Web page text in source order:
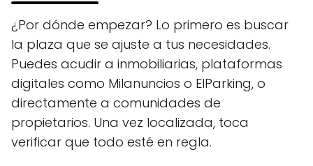
¿Por dónde empezar? Lo primero es buscar
la plaza que se ajuste a tus necesidades.
Puedes acudir a inmobiliarias, plataformas
digitales como Milanuncios o ElParking, o
directamente a comunidades de
propietarios. Una vez localizada, toca
verificar que todo esté en regla.